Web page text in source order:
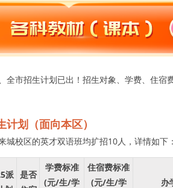
全市招生计划已出！招生对象、学费、住宿
划（面向本区）
校区的英才双语班均扩招10人，详情如下：
派 是否
学费标准
(元/生/学
住宿费标准
(元/生/学
办